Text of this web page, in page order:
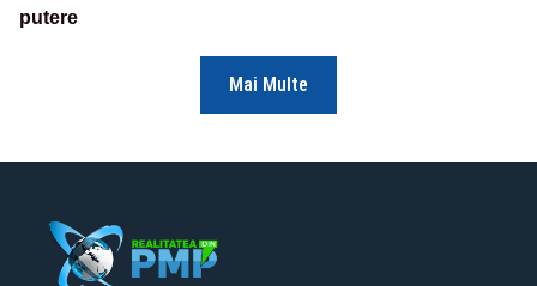
putere
Mai Multe